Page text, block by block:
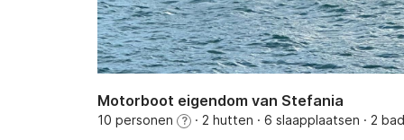
Motorboot eigendom van Stefania
10 personen ? · 2 hutten · 6 slaapplaatsen · 2